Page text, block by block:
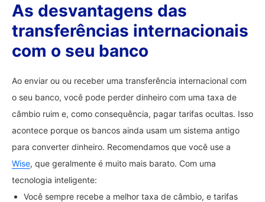
As desvantagens das
transferências internacionais
com o seu banco
Ao enviar ou ou receber uma transferência internacional com
o seu banco, você pode perder dinheiro com uma taxa de
câmbio ruim e, como consequência, pagar tarifas ocultas. Isso
acontece porque os bancos ainda usam um sistema antigo
para converter dinheiro. Recomendamos que você use a
Wise, que geralmente é muito mais barato. Com uma
tecnologia inteligente:
Você sempre recebe a melhor taxa de câmbio, e tarifas